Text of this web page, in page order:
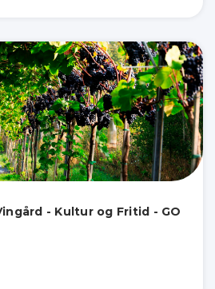
- Kultur og Fritid - GO